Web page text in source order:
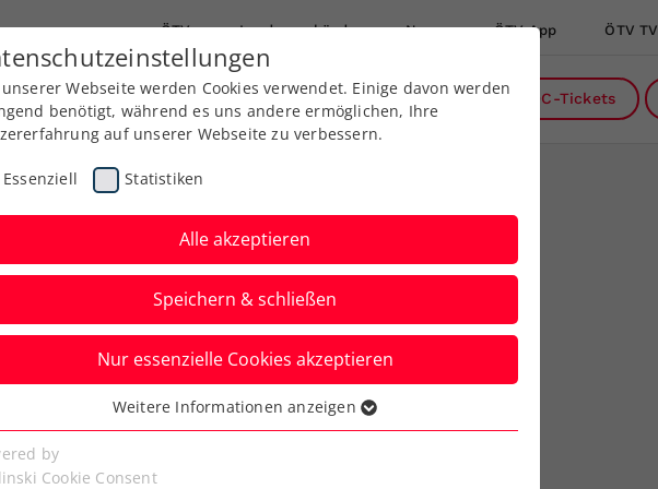
ÖTV Landesverbände News ÖTV App ÖTV TV
Ausbildung Services Über uns Kreise DC-Tickets
Gardena: Kopp krönt
Woche“ mit dem
Webseite werden Cookies verwendet. Einige davon werden
benötigt, während es uns andere ermöglichen, Ihre
auf unserer Webseite zu verbessern.
Essenziell Statistiken
Alle akzeptieren
Speichern & schließen
Nur essenzielle Cookies akzeptieren
Cookies werden für grundlegende Funktionen der
benötigt. Dadurch ist gewährleistet, dass die Webseite
Weitere Informationen anzeigen
by
Cookie Consent